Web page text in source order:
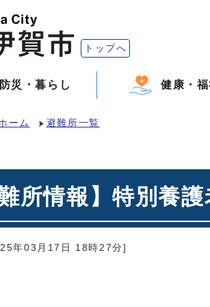
トップへ
防災・暮らし 健康・福
ーム 避難所一覧
難所情報】特別養
年03月17日 18時27分]